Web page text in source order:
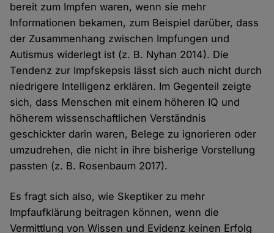
bereit zum Impfen waren, wenn sie mehr
Informationen bekamen, zum Beispiel darüber, dass
der Zusammenhang zwischen Impfungen und
Autismus widerlegt ist (z. B. Nyhan 2014). Die
Tendenz zur Impfskepsis lässt sich auch nicht durch
niedrigere Intelligenz erklären. Im Gegenteil zeigte
sich, dass Menschen mit einem höheren IQ und
höherem wissenschaftlichen Verständnis
geschickter darin waren, Belege zu ignorieren oder
umzudrehen, die nicht in ihre bisherige Vorstellung
passten (z. B. Rosenbaum 2017).
Es fragt sich also, wie Skeptiker zu mehr
Impfaufklärung beitragen können, wenn die
Vermittlung von Wissen und Evidenz keinen Erfolg